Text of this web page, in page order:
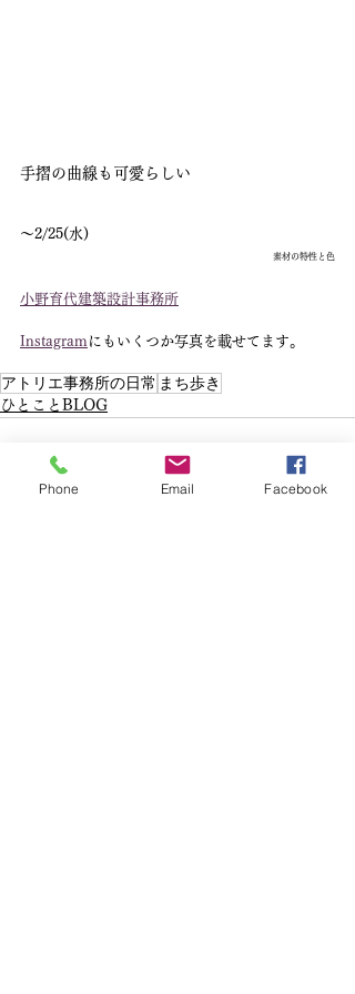
手摺の曲線も可愛らしい
〜2/25(水)
素材の特性と色
小野育代建築設計事務所
Instagram にもいくつか写真を載せてます。
アトリエ事務所の日常 まち歩き
ひとことBLOG
Phone Email Facebook